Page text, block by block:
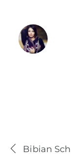
Bibian